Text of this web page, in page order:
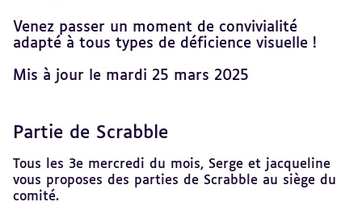
Venez passer un moment de convivialité
adapté à tous types de déficience visuelle !
Mis à jour le mardi 25 mars 2025
Partie de Scrabble
Tous les 3e mercredi du mois, Serge et jacqueline
vous proposes des parties de Scrabble au siège du
comité.
Revenir
sommaire